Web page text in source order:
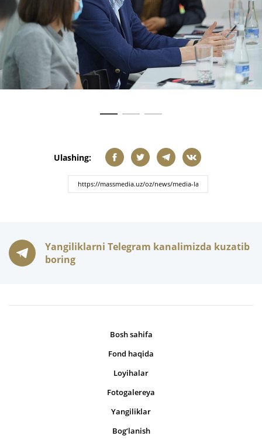
Ulashing:
Yangiliklarni Telegram kanalimizda kuzatib
boring
Bosh sahifa
Fond haqida
Loyihalar
Fotogalereya
Yangiliklar
Bog‘lanish